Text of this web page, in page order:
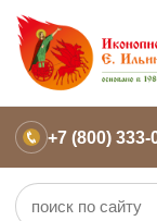
+7 (800) 333-